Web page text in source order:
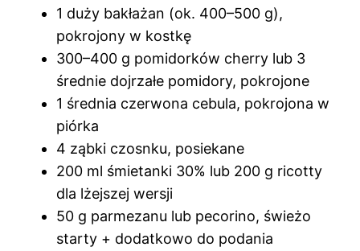
1 duży bakłażan (ok. 400–500 g),
pokrojony w kostkę
300–400 g pomidorków cherry lub 3
średnie dojrzałe pomidory, pokrojone
1 średnia czerwona cebula, pokrojona w
piórka
4 ząbki czosnku, posiekane
200 ml śmietanki 30% lub 200 g ricotty
dla lżejszej wersji
50 g parmezanu lub pecorino, świeżo
starty + dodatkowo do podania